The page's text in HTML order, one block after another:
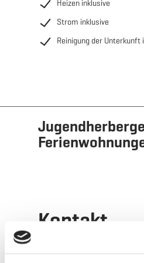
überwuchern und damit die
gesamten Region imitieren.
Das Projekt wurde von 03
Heizen inklusive
Strom inklusive
Reinigung der Unterkunft
Kontakt
Adresse: Lénger Schoul